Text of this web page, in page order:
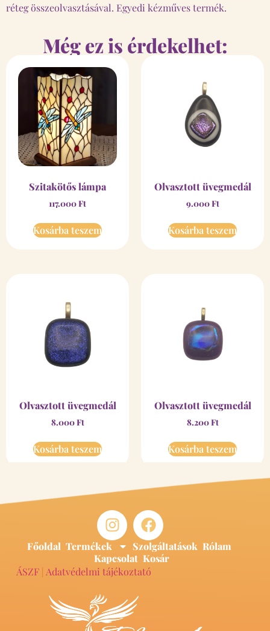
réteg összeolvasztásával. Egyedi kézműves termék.
Még ez is érdekelhet:
Szitakötős lámpa
117.000Ft
Kosárba teszem
Olvasztott üvegmedál
9.000Ft
Kosárba teszem
Olvasztott üvegmedál
8.000Ft
Kosárba teszem
Olvasztott üvegmedál
8.200Ft
Kosárba teszem
Főoldal Termékek Szolgáltatások Rólam
Kapcsolat Kosár
ÁSZF| Adatvédelmi tájékoztató